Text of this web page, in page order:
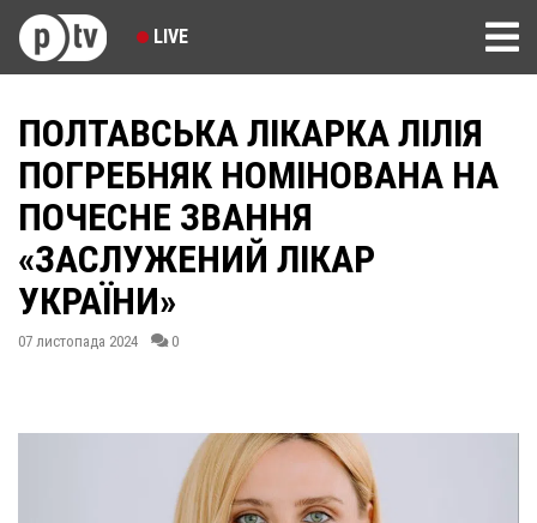
LIVE
ПОЛТАВСЬКА ЛІКАРКА ЛІЛІЯ
ПОГРЕБНЯК НОМІНОВАНА НА
ПОЧЕСНЕ ЗВАННЯ
«ЗАСЛУЖЕНИЙ ЛІКАР
УКРАЇНИ»
07 листопада 2024 0